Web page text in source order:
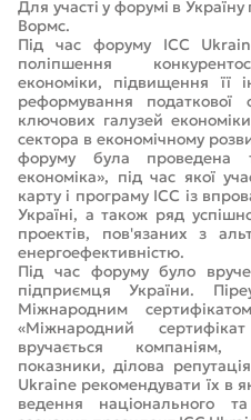
Для участі у форумі в
Вормс.
Під час форуму ICC
поліпшення
економіки, підвищення її
реформування
ключових галузей
сектора в економічному
форуму була проведена
економіка», під час якої
карту і програму ICC із
Україні, а також ряд
проектів, пов'язаних з
енергоефективністю.
Під час форуму було
підприємця України.
Міжнародним
«Міжнародний
вручається компаніям,
показники, ділова
Ukraine рекомендувати їх в
ведення національного